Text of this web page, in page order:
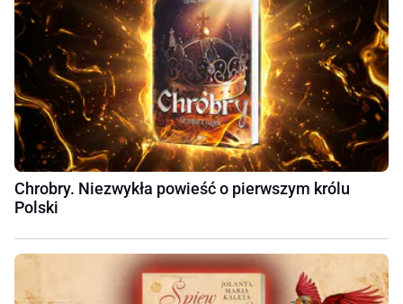
Chrobry. Niezwykła powieść o pierwszym królu
Polski